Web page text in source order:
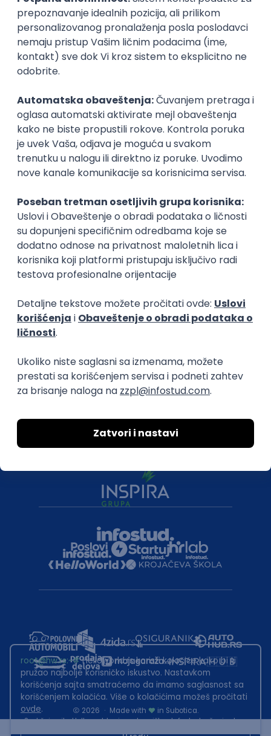
SAP Functional and ERP Analyst
Fabher LLC
Beograd
14.08.2026.
Intermediate
transparentnost domaćeg IT tržišta rada i
efikasno spajamo kandidate i poslodavce.
O nama
Uslovi korišćenja
Politika privatnosti
Uklonjeni profili poslodavaca
Druželjubivi smo!
2026 · Made with
in Subotica.
Sadržaj sajta Helloworld.rs je u vlasništvu Infostud rešenja d.o.o.
root@hw.rs:~#Helloworld.rs koristi kolačiće kako bi ti
pružao najbolje korisničko iskustvo. Nastavkom
korišćenja sajta smatraćemo da imamo saglasnost sa
korišćenjem kolačića. Više o kolačićima možeš pročitati
ovde.